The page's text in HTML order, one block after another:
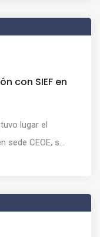
con SIEF en
lugar el
CEOE, s...